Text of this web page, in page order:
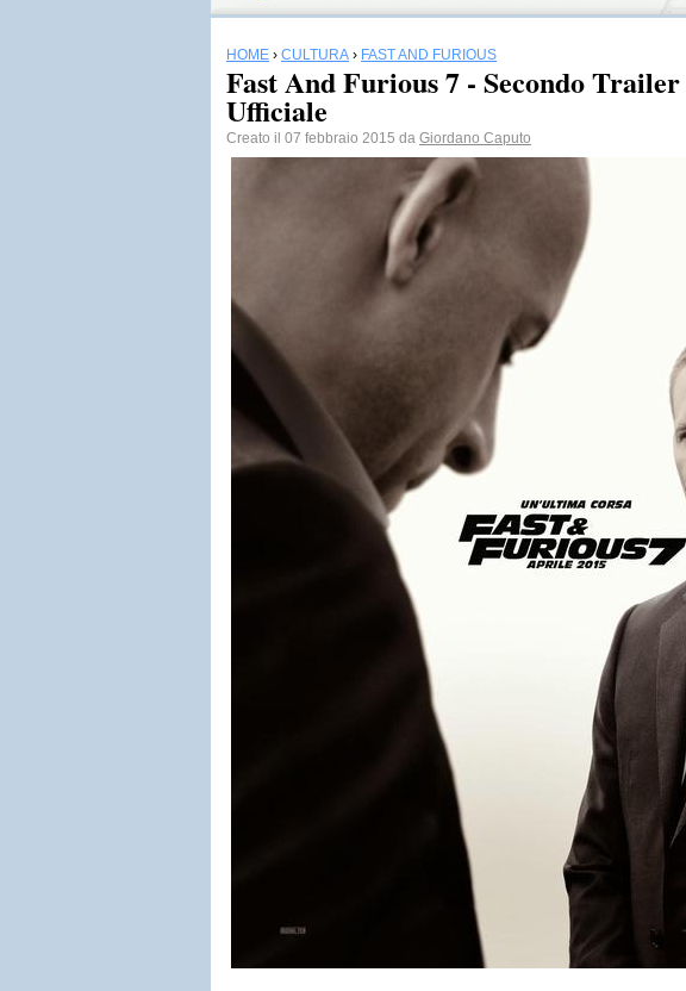
HOME › CULTURA › FAST AND FURIOUS
Fast And Furious 7 - Secondo Trailer
Ufficiale
Creato il 07 febbraio 2015 da Giordano Caputo